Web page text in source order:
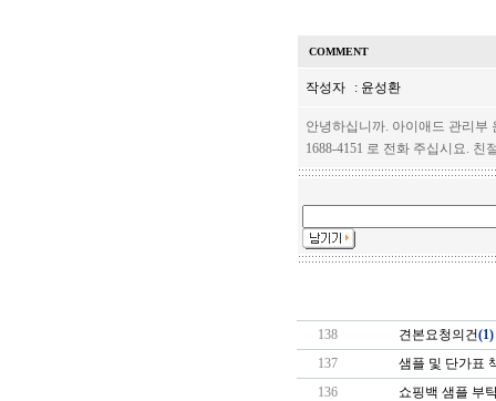
COMMENT
작성자 : 윤성환
안녕하십니까. 아이애드 관리부
1688-4151 로 전화 주십시요.
138 견본요청의건(1)
137
샘플 및 단가표
136
쇼핑백 샘플 부